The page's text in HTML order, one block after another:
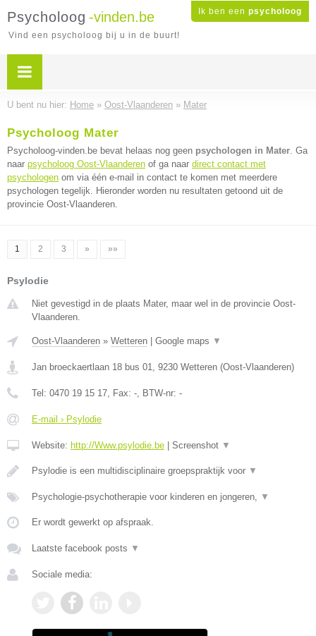
Ik ben een psycholoog
Psycholoog -vinden.be
Vind een psycholoog bij u in de buurt!
U bent nu hier: Home » Oost-Vlaanderen » Mater
Psycholoog Mater
Psycholoog-vinden.be bevat helaas nog geen psychologen in Mater. Ga
naar psycholoog Oost-Vlaanderen of ga naar direct contact met
psychologen om via één e-mail in contact te komen met meerdere
psychologen tegelijk. Hieronder worden nu resultaten getoond uit de
provincie Oost-Vlaanderen.
1 2 3 » »»
Psylodie
Niet gevestigd in de plaats Mater, maar wel in de provincie Oost-
Vlaanderen.
Oost-Vlaanderen » Wetteren Google maps ▼
Jan broeckaertlaan 18 bus 01, 9230 Wetteren (Oost-Vlaanderen)
Tel: 0470 19 15 17, Fax: -, BTW-nr: -
E-mail › Psylodie
Website: http://Www.psylodie.be Screenshot ▼
Psylodie is een multidisciplinaire groepspraktijk voor ▼
Psychologie-psychotherapie voor kinderen en jongeren, ▼
Er wordt gewerkt op afspraak.
Laatste facebook posts ▼
Sociale media: